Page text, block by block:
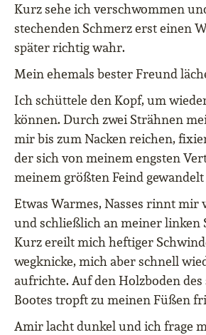
Kurz sehe ich verschwommen
stechenden Schmerz erst einen
später richtig wahr.
Mein ehemals bester Freund
Ich schüttele den Kopf, um
können. Durch zwei Strähnen
mir bis zum Nacken reichen,
der sich von meinem engsten
meinem größten Feind gewandelt
Etwas Warmes, Nasses rinnt mir
und schließlich an meiner linken
Kurz ereilt mich heftiger
wegknicke, mich aber schnell
aufrichte. Auf den Holzboden
Bootes tropft zu meinen Füßen
Amir lacht dunkel und ich frage